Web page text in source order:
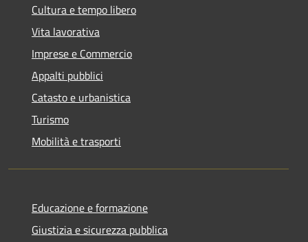
Cultura e tempo libero
Vita lavorativa
Imprese e Commercio
Appalti pubblici
Catasto e urbanistica
Turismo
Mobilità e trasporti
Educazione e formazione
Giustizia e sicurezza pubblica